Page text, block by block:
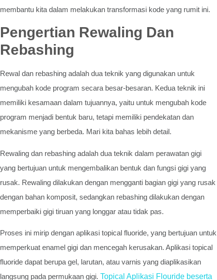
membantu kita dalam melakukan transformasi kode yang rumit ini.
Pengertian Rewaling Dan
Rebashing
Rewal dan rebashing adalah dua teknik yang digunakan untuk
mengubah kode program secara besar-besaran. Kedua teknik ini
memiliki kesamaan dalam tujuannya, yaitu untuk mengubah kode
program menjadi bentuk baru, tetapi memiliki pendekatan dan
mekanisme yang berbeda. Mari kita bahas lebih detail.
Rewaling dan rebashing adalah dua teknik dalam perawatan gigi
yang bertujuan untuk mengembalikan bentuk dan fungsi gigi yang
rusak. Rewaling dilakukan dengan mengganti bagian gigi yang rusak
dengan bahan komposit, sedangkan rebashing dilakukan dengan
memperbaiki gigi tiruan yang longgar atau tidak pas.
Proses ini mirip dengan aplikasi topical fluoride, yang bertujuan untuk
memperkuat enamel gigi dan mencegah kerusakan. Aplikasi topical
fluoride dapat berupa gel, larutan, atau varnis yang diaplikasikan
langsung pada permukaan gigi. Topical Aplikasi Flouride beserta